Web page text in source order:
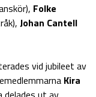
Folke
Johan Cantell
vid jubileet av
Kira